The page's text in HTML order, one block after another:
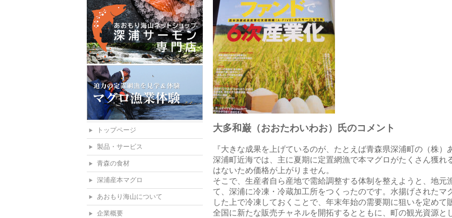
トップページ
製品・サービス
青森の食材
深浦産本マグロ
あおもり海山について
企業概要
大多和巌（おおたわいわお）氏のコメント
『大きな成果を上げているのが、たとえば青森県深浦町の（株）
深浦町近海では、主に夏期に定置網漁で本マグロがたくさん獲れ
はないため価格が上がりません。
そこで、生産者自ら産地で需給調整する体制を整えようと、地元
て、深浦に冷凍・冷蔵加工所をつくったのです。水揚げされたマ
した上で冷凍しておくことで、年末年始の需要期に狙いを定めて
全国に新たな販売チャネルを開拓するとともに、町の観光資源と